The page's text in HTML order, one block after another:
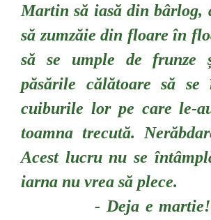
Martin să iasă din bârlog,
să zumzăie din floare în
să se umple de frunze
păsările călătoare să se
cuiburile lor pe care le-
toamna trecută.
Acest lucru nu se
iarna nu vrea să plece.
- Deja e martie!